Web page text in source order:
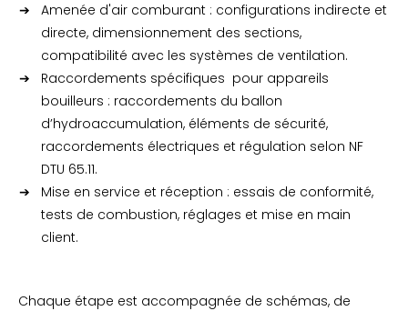
Amenée d'air comburant : configurations indirecte et
directe, dimensionnement des sections,
compatibilité avec les systèmes de ventilation.
Raccordements spécifiques pour appareils
bouilleurs : raccordements du ballon
d’hydroaccumulation, éléments de sécurité,
raccordements électriques et régulation selon NF
DTU 65.11.
Mise en service et réception : essais de conformité,
tests de combustion, réglages et mise en main
client.
Chaque étape est accompagnée de schémas, de